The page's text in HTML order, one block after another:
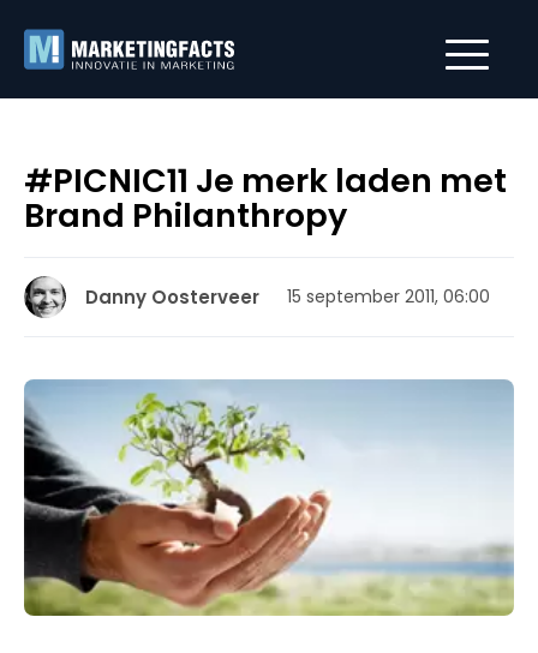
#PICNIC11 Je merk laden met
Brand Philanthropy
Danny Oosterveer 15 september 2011, 06:00